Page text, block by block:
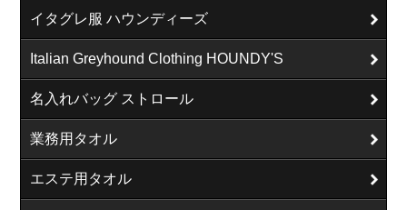
イタグレ服 ハウンディーズ
Italian Greyhound Clothing HOUNDY'S
名入れバッグ ストロール
業務用タオル
エステ用タオル